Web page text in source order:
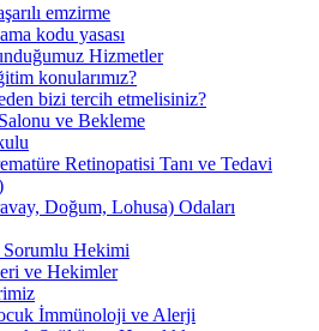
emzirme
kodu yasası
Hizmetler
konularımız?
bizi tercih etmelisiniz?
ve Bekleme
Retinopatisi Tanı ve Tedavi
Doğum, Lohusa) Odaları
Sorumlu Hekimi
ve Hekimler
İmmünoloji ve Alerji